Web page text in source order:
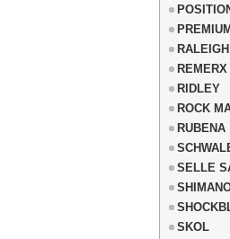
RALEIGH
REMERX
RIDLEY
ROCK
RUBENA
SELLE
SKOL